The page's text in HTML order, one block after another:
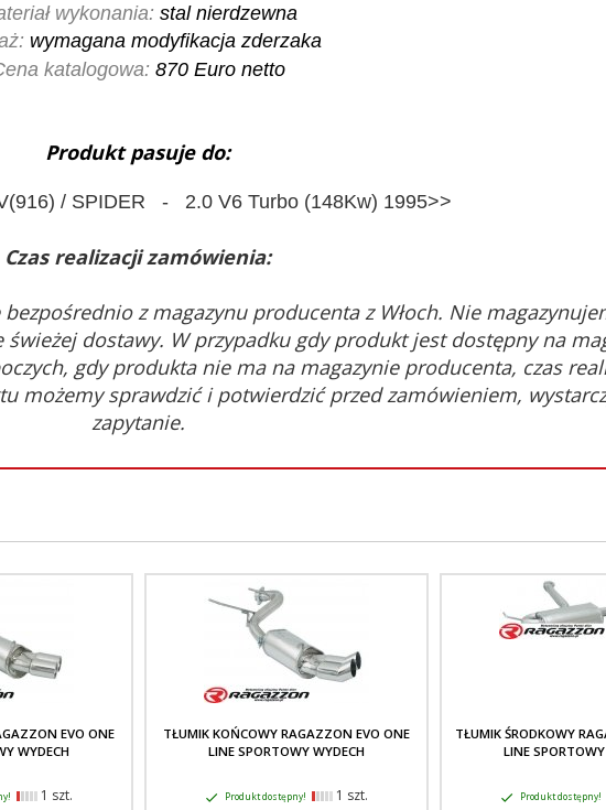
wykonania: stal nierdzewna
wymagana modyfikacja zderzaka
katalogowa: 870 Euro netto
Produkt pasuje do:
/ SPIDER - 2.0 V6 Turbo (148Kw) 1995>>
Czas realizacji zamówienia:
bezpośrednio z magazynu producenta z Włoch. Nie
dostawy. W przypadku gdy produkt jest dostępny na
gdy produkta nie ma na magazynie producenta, czas
możemy sprawdzić i potwierdzić przed zamówieniem,
zapytanie.
EVO ONE
WYDECH
1 szt.
TŁUMIK KOŃCOWY RAGAZZON EVO ONE
LINE SPORTOWY WYDECH
Produkt dostępny! 1 szt.
TŁUMIK ŚRODKOWY
LINE
Produkt dostępny!